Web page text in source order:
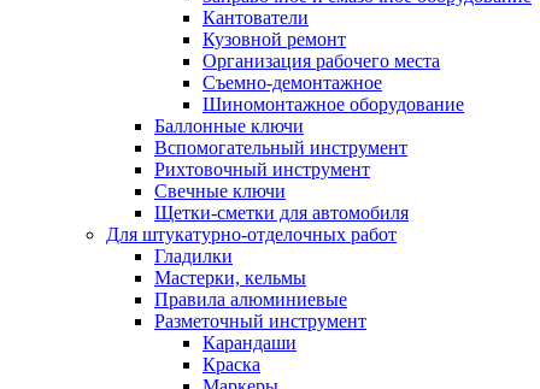
Кантователи
Кузовной ремонт
Организация рабочего места
Съемно-демонтажное
Шиномонтажное оборудование
Баллонные ключи
Вспомогательный инструмент
Рихтовочный инструмент
Свечные ключи
Щетки-сметки для автомобиля
Для штукатурно-отделочных работ
Гладилки
Мастерки, кельмы
Правила алюминиевые
Разметочный инструмент
Карандаши
Краска